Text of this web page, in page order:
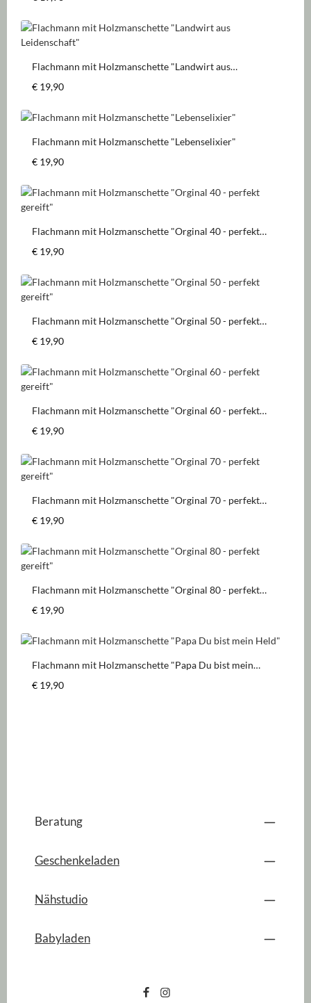
Flachmann mit Holzmanschette "Landwirt aus
Regulärer Preis:
€ 19,90
Flachmann mit Holzmanschette "Lebenselixier"
Regulärer Preis:
€ 19,90
Flachmann mit Holzmanschette "Orginal 40 - perfekt
Regulärer Preis:
€ 19,90
Flachmann mit Holzmanschette "Orginal 50 - perfekt
Regulärer Preis:
€ 19,90
Flachmann mit Holzmanschette "Orginal 60 - perfekt
Regulärer Preis:
€ 19,90
Flachmann mit Holzmanschette "Orginal 70 - perfekt
Regulärer Preis:
€ 19,90
Flachmann mit Holzmanschette "Orginal 80 - perfekt
Regulärer Preis:
€ 19,90
Flachmann mit Holzmanschette "Papa Du bist mein
Regulärer Preis:
€ 19,90
Beratung
Geschenkeladen
Nähstudio
Babyladen